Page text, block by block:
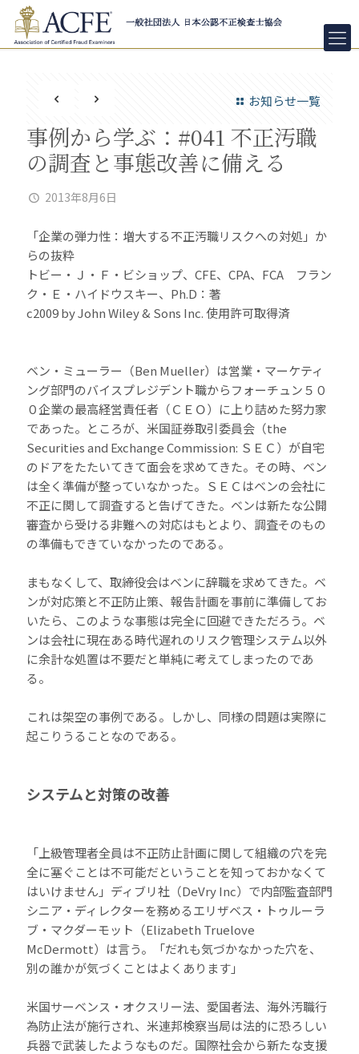
お知らせ一覧
事例から学ぶ：#041 不正汚職
の調査と事態改善に備える
2013年8月6日
「企業の弾力性：増大する不正汚職リスクへの対処」か
らの抜粋
トビー・Ｊ・Ｆ・ビショップ、CFE、CPA、FCA フラン
ク・Ｅ・ハイドウスキー、Ph.D：著
c2009 by John Wiley & Sons Inc. 使用許可取得済
ベン・ミューラー（Ben Mueller）は営業・マーケティ
ング部門のバイスプレジデント職からフォーチュン５０
０企業の最高経営責任者（ＣＥＯ）に上り詰めた努力家
であった。ところが、米国証券取引委員会（the
Securities and Exchange Commission: ＳＥＣ）が自宅
のドアをたたいてきて面会を求めてきた。その時、ベン
は全く準備が整っていなかった。ＳＥＣはベンの会社に
不正に関して調査すると告げてきた。ベンは新たな公開
審査から受ける非難への対応はもとより、調査そのもの
の準備もできていなかったのである。
まもなくして、取締役会はベンに辞職を求めてきた。ベ
ンが対応策と不正防止策、報告計画を事前に準備してお
いたら、このような事態は完全に回避できただろう。ベ
ンは会社に現在ある時代遅れのリスク管理システム以外
に余計な処置は不要だと単純に考えてしまったのであ
る。
これは架空の事例である。しかし、同様の問題は実際に
起こりうることなのである。
システムと対策の改善
「上級管理者全員は不正防止計画に関して組織の穴を完
全に塞ぐことは不可能だということを知っておかなくて
はいけません」ディブリ社（DeVry Inc）で内部監査部門
シニア・ディレクターを務めるエリザベス・トゥルーラ
ブ・マクダーモット（Elizabeth Truelove
McDermott）は言う。「だれも気づかなかった穴を、
別の誰かが気づくことはよくあります」
米国サーベンス・オクスリー法、愛国者法、海外汚職行
為防止法が施行され、米連邦検察当局は法的に恐ろしい
兵器で武装したようなものだ。国際社会から新たな支援